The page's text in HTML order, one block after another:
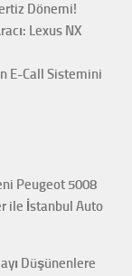
Dönemi!
Lexus NX
E-Call Sistemini
Peugeot 5008
ile İstanbul Auto
Düşünenlere